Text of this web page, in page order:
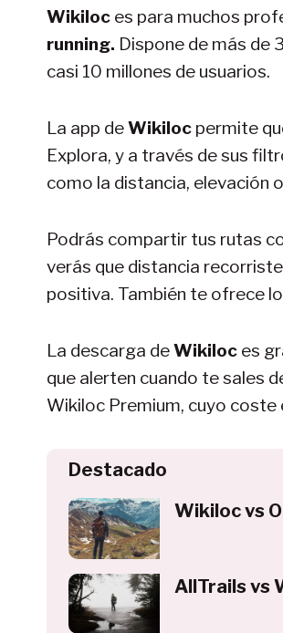
Wikiloc es para muchos
running. Dispone de más de
casi 10 millones de usuarios.
La app deWikiloc permite
Explora, y a través de sus
como la distancia, elevación
Podrás compartir tus rutas
verás que distancia
positiva. También te ofrece
La descarga deWikiloc es
que alerten cuando te sales
Wikiloc Premium, cuyo
Destacado
Wikiloc vs
AllTrails vs